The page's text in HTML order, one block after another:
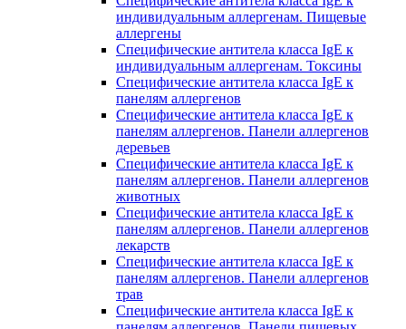
индивидуальным аллергенам. Пищевые
аллергены
Специфические антитела класса IgE к
индивидуальным аллергенам. Токсины
Специфические антитела класса IgE к
панелям аллергенов
Специфические антитела класса IgE к
панелям аллергенов. Панели аллергенов
деревьев
Специфические антитела класса IgE к
панелям аллергенов. Панели аллергенов
животных
Специфические антитела класса IgE к
панелям аллергенов. Панели аллергенов
лекарств
Специфические антитела класса IgE к
панелям аллергенов. Панели аллергенов
трав
Специфические антитела класса IgE к